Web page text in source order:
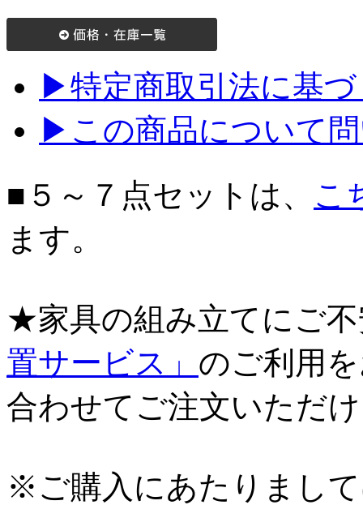
▶特定商取引法に基
▶この商品について
■５～７点セットは、 こ
ます。
★家具の組み立てにご
置サービス」 のご利用
合わせてご注文いただ
※ご購入にあたりまし